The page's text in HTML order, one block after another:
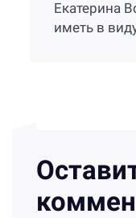
Екатерина
иметь в